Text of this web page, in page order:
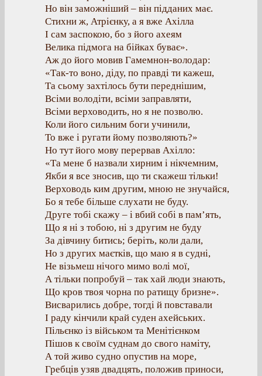
Но він заможніший – він підданих має.
Стихни ж, Атрієнку, а я вже Ахілла
І сам заспокою, бо з його ахеям
Велика підмога на бійках буває».
Аж до його мовив Гамемнон-володар:
«Так-то воно, діду, по правді ти кажеш,
Та сьому захтілось бути переднішим,
Всіми володіти, всіми заправляти,
Всіми верховодить, но я не позволю.
Коли його сильним боги учинили,
То вже і ругати йому позволяють?»
Но тут його мову перервав Ахілло:
«Та мене б назвали хирним і нікчемним,
Якби я все зносив, що ти скажеш тільки!
Верховодь ким другим, мною не знучайся,
Бо я тебе більше слухати не буду.
Друге тобі скажу – і вбий собі в пам’ять,
Що я ні з тобою, ні з другим не буду
За дівчину битись; беріть, коли дали,
Но з других маєтків, що маю я в судні,
Не візьмеш нічого мимо волі мої,
А тільки попробуй – так хай люди знають,
Що кров твоя чорна по ратищу бризне».
Висварились добре, тогді й повставали
І раду кінчили край суден ахейських.
Пільєнко із військом та Менітієнком
Пішов к своїм суднам до свого наміту,
А той живо судно опустив на море,
Гребців узяв двадцять, положив приноси,